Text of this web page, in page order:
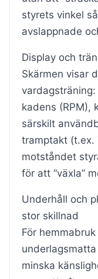
styrets vinkel
avslappnade
Display och
Skärmen visar
kadens (RPM),
särskilt
tramptakt (t.ex.
motståndet
för att “växla”
Underhåll och
stor skillnad
För
minska